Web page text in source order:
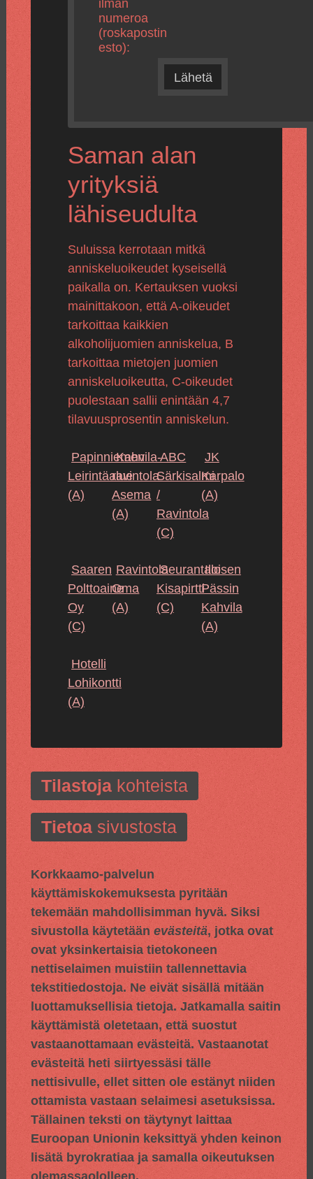
ilman
numeroa
(roskapostin
esto):
Lähetä
Saman alan
yrityksiä
lähiseudulta
Suluissa kerrotaan mitkä
anniskeluoikeudet kyseisellä
paikalla on. Kertauksen vuoksi
mainittakoon, että A-oikeudet
tarkoittaa kaikkien
alkoholijuomien anniskelua, B
tarkoittaa mietojen juomien
anniskeluoikeutta, C-oikeudet
puolestaan sallii enintään 4,7
tilavuusprosentin anniskelun.
Papinniemen
Leirintäalue
(A)
Kahvila-
ravintola
Asema
(A)
ABC
Särkisalmi
/
Ravintola
(C)
JK
Karpalo
(A)
Saaren
Polttoaine
Oy
(C)
Ravintola
Oma
(A)
Seurantalo
Kisapirtti
(C)
Iloisen
Pässin
Kahvila
(A)
Hotelli
Lohikontti
(A)
Tilastojakohteista
Tietoasivustosta
Korkkaamo-palvelun
käyttämiskokemuksesta pyritään
tekemään mahdollisimman hyvä. Siksi
sivustolla käytetään evästeitä, jotka ovat
ovat yksinkertaisia tietokoneen
nettiselaimen muistiin tallennettavia
tekstitiedostoja. Ne eivät sisällä mitään
luottamuksellisia tietoja. Jatkamalla saitin
käyttämistä oletetaan, että suostut
vastaanottamaan evästeitä. Vastaanotat
evästeitä heti siirtyessäsi tälle
nettisivulle, ellet sitten ole estänyt niiden
ottamista vastaan selaimesi asetuksissa.
Tällainen teksti on täytynyt laittaa
Euroopan Unionin keksittyä yhden keinon
lisätä byrokratiaa ja samalla oikeutuksen
olemassaololleen.